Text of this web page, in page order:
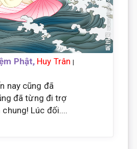
Phật, Huy Trân |
nay cũng đã
đã từng đi trợ
Lúc đối....